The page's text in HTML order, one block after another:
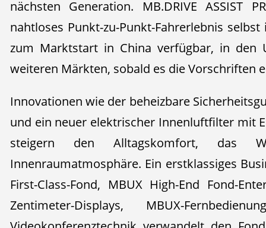
nächsten Generation. MB.DRIVE ASSIST
nahtloses Punkt-zu-Punkt-Fahrerlebnis
zum Marktstart in China verfügbar, in den
weiteren Märkten, sobald es die Vorschriften
Innovationen wie der beheizbare
und ein neuer elektrischer Innenluftfilter mit
steigern den Alltagskomfort, das
Innenraumatmosphäre. Ein erstklassiges
First-Class-Fond, MBUX High-End Fond-
Zentimeter-Displays, MBUX-